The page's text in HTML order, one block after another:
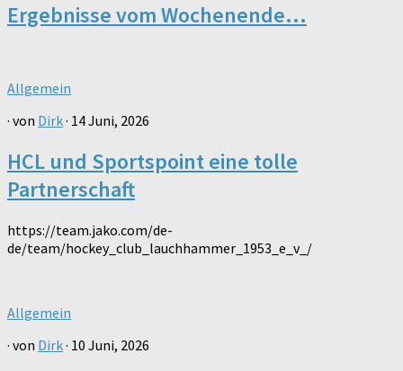
Ergebnisse vom Wochenende…
Allgemein
· von Dirk· 14 Juni, 2026
HCL und Sportspoint eine tolle
Partnerschaft
https://team.jako.com/de-
de/team/hockey_club_lauchhammer_1953_e_v_/
Allgemein
· von Dirk· 10 Juni, 2026